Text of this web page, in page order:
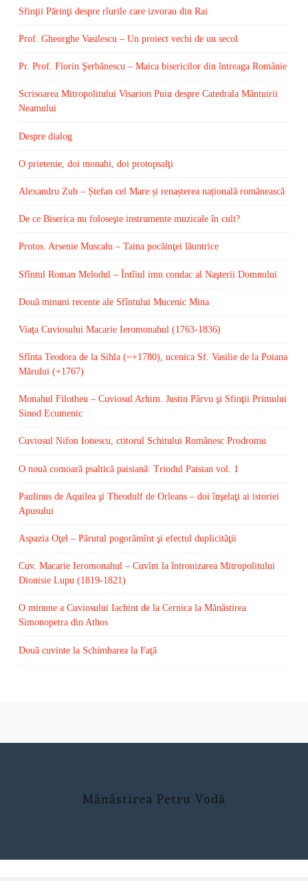
Sfinţii Părinţi despre rîurile care izvorau din Rai
Prof. Gheorghe Vasilescu – Un proiect vechi de un secol
Pr. Prof. Florin Şerbănescu – Maica bisericilor din întreaga Românie
Scrisoarea Mitropolitului Visarion Puiu despre Catedrala Mântuirii
Neamului
Despre dialog
O prietenie, doi monahi, doi protopsalţi
Alexandru Zub – Ștefan cel Mare și renașterea națională românească
De ce Biserica nu foloseşte instrumente muzicale în cult?
Protos. Arsenie Muscalu – Taina pocăinţei lăuntrice
Sfîntul Roman Melodul – Întîiul imn condac al Naşterii Domnului
Două minuni recente ale Sfîntului Mucenic Mina
Viaţa Cuviosului Macarie Ieromonahul (1763-1836)
Sfînta Teodora de la Sihla (~+1780), ucenica Sf. Vasilie de la Poiana
Mărului (+1767)
Monahul Filotheu – Cuviosul Arhim. Justin Pârvu şi Sfinţii Primului
Sinod Ecumenic
Cuviosul Nifon Ionescu, ctitorul Schitului Românesc Prodromu
O nouă comoară psaltică paisiană: Triodul Paisian vol. 1
Paulinus de Aquilea şi Theodulf de Orleans – doi înşelaţi ai istoriei
Apusului
Aspazia Oţel – Părutul pogorămînt şi efectul duplicităţii
Cuv. Macarie Ieromonahul – Cuvînt la întronizarea Mitropolitului
Dionisie Lupu (1819-1821)
O minune a Cuviosului Iachint de la Cernica la Mănăstirea
Simonopetra din Athos
Două cuvinte la Schimbarea la Faţă
Mănăstirea Petru Vodă